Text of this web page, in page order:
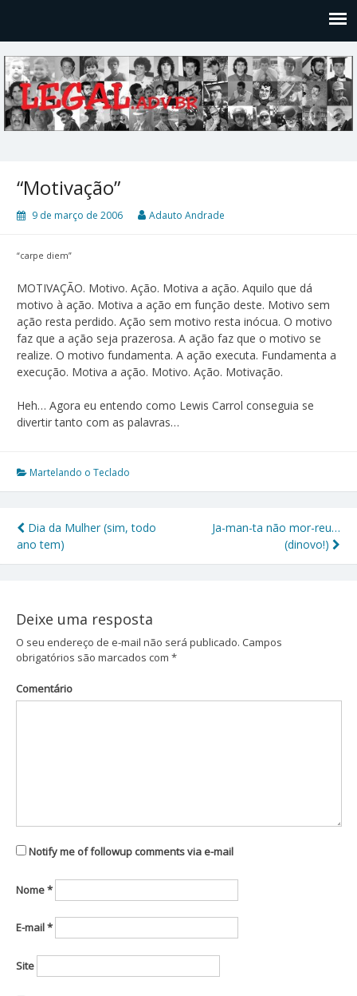
“Motivação”
9 de março de 2006 Adauto Andrade
“carpe diem”
MOTIVAÇÃO. Motivo. Ação. Motiva a ação. Aquilo que dá
motivo à ação. Motiva a ação em função deste. Motivo sem
ação resta perdido. Ação sem motivo resta inócua. O motivo
faz que a ação seja prazerosa. A ação faz que o motivo se
realize. O motivo fundamenta. A ação executa. Fundamenta a
execução. Motiva a ação. Motivo. Ação. Motivação.
Heh… Agora eu entendo como Lewis Carrol conseguia se
divertir tanto com as palavras…
Martelando o Teclado
Navegação
de
Dia da Mulher (sim, todo
ano tem)
Ja-man-ta não mor-reu…
(dinovo!)
Deixe uma resposta
O seu endereço de e-mail não será publicado. Campos
obrigatórios são marcados com *
Comentário
Notify me of followup comments via e-mail
Nome*
E-mail*
Site